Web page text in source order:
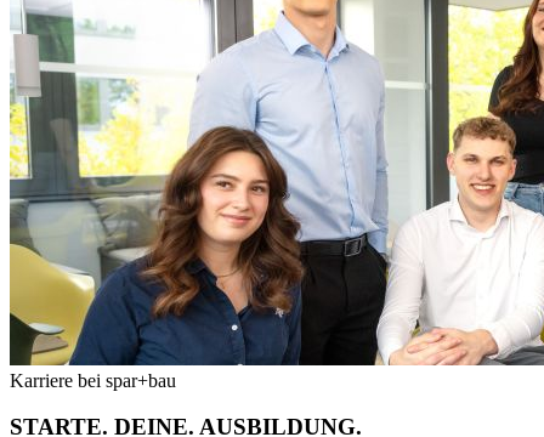
Karriere bei spar+bau
STARTE. DEINE. AUSBILDUNG.